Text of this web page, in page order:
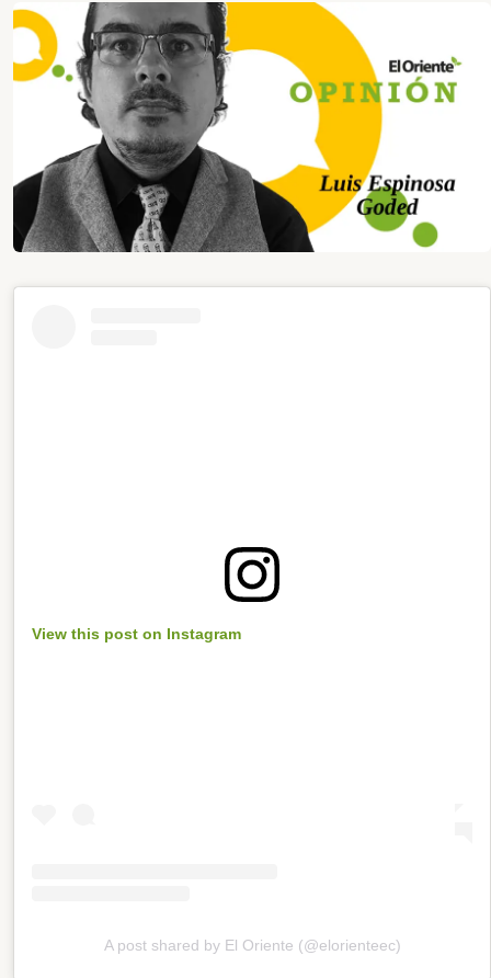
View this post on Instagram
A post shared by El Oriente (@elorienteec)